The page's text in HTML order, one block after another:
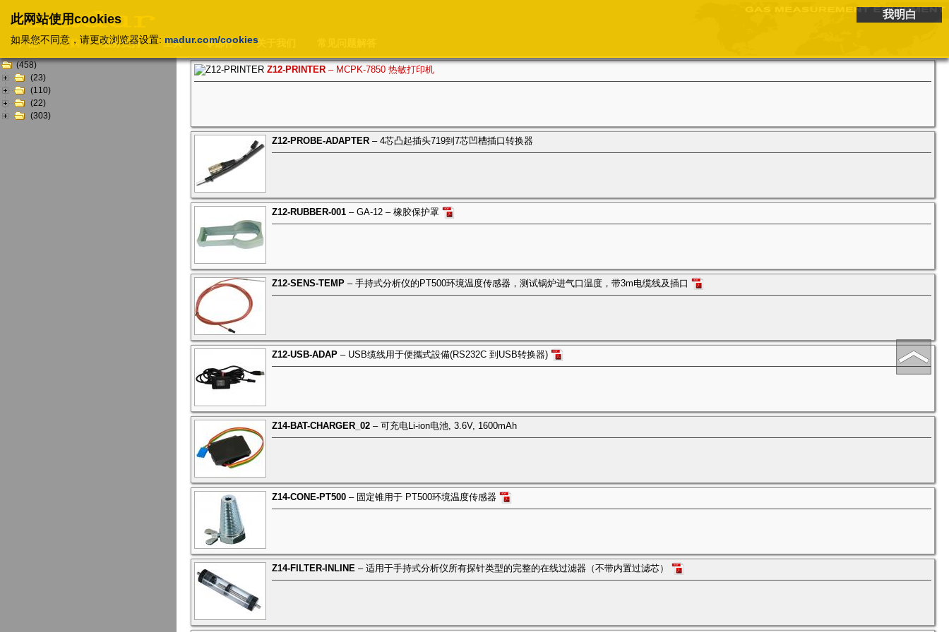
此网站使用cookies
如果您不同意，请更改浏览器设置: madur.com/cookies
我明白
产品 订购 服务支持 工具 零部件 关于我们
(458)
(23)
(110)
(22)
(303)
Z12-PRINTER – MCPK-7850 热敏打印机
Z12-PROBE-ADAPTER – 4芯凸起插头719到7芯凹槽插口转换器
Z12-RUBBER-001 – GA-12 – 橡胶保护罩
Z12-SENS-TEMP – 手持式分析仪的PT500环境温度传感器，测试锅炉进气口温度，带3m电缆线及插口
Z12-USB-ADAP – USB缆线用于便攜式設備(RS232C 到USB转换器)
Z14-BAT-CHARGER_02 – 可充电Li-ion电池, 3.6V, 1600mAh
Z14-CONE-PT500 – 固定锥用于 PT500环境温度传感器
Z14-FILTER-INLINE – 适用于手持式分析仪所有探针类型的完整的在线过滤器（不带内置过滤芯）